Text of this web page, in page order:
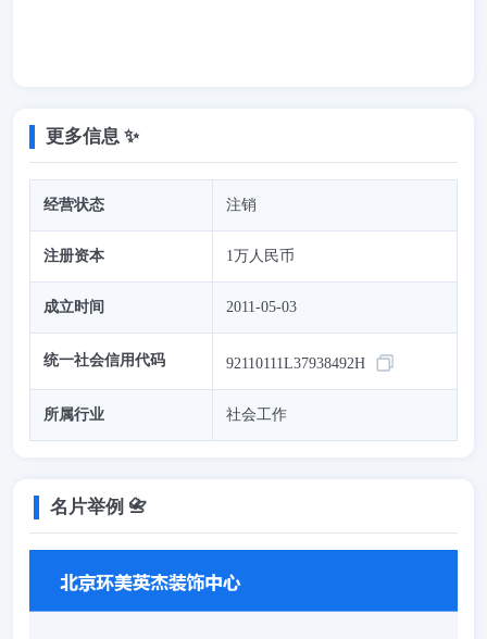
更多信息 ✨
经营状态 注销
注册资本 1万人民币
成立时间 2011-05-03
统一社会信用代码 92110111L37938492H
所属行业 社会工作
名片举例 📇